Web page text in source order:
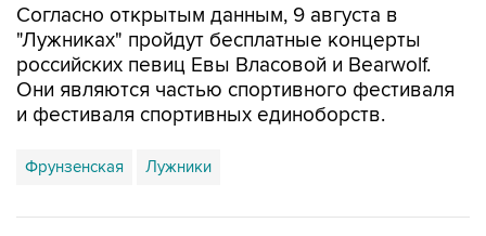
Согласно открытым данным, 9 августа в
"Лужниках" пройдут бесплатные концерты
российских певиц Евы Власовой и Bearwolf.
Они являются частью спортивного фестиваля
и фестиваля спортивных единоборств.
Фрунзенская Лужники